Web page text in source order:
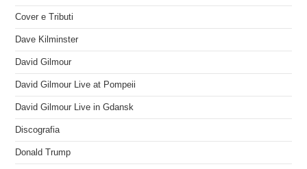
Cover e Tributi
Dave Kilminster
David Gilmour
David Gilmour Live at Pompeii
David Gilmour Live in Gdansk
Discografia
Donald Trump